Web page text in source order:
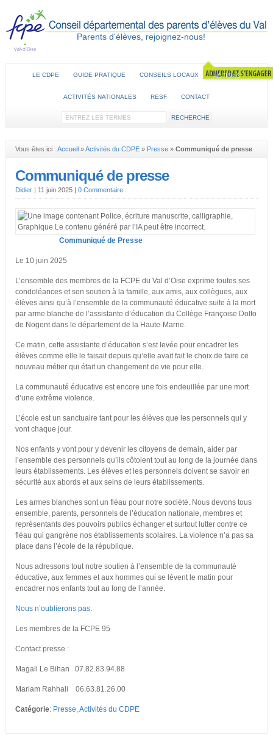
Parents d'élèves, rejoignez-nous!
LE CDPE GUIDE PRATIQUE CONSEILS LOCAUX ACTIONS
ACTIVITÉS NATIONALES RESF CONTACT
Vous êtes ici : Accueil»Activités du CDPE» Presse» Communiqué de presse
Communiqué de presse
Didier| 11 juin 2025 | 0 Commentaire
Communiqué de Presse
Le 10 juin 2025
L’ensemble des membres de la FCPE du Val d’Oise exprime toutes ses
condoléances et son soutien à la famille, aux amis, aux collègues, aux
élèves ainsi qu’à l’ensemble de la communauté éducative suite à la mort
par arme blanche de l’assistante d’éducation du Collège Françoise Dolto
de Nogent dans le département de la Haute-Marne.
Ce matin, cette assistante d’éducation s’est levée pour encadrer les
élèves comme elle le faisait depuis qu’elle avait fait le choix de faire ce
nouveau métier qui était un changement de vie pour elle.
La communauté éducative est encore une fois endeuillée par une mort
d’une extrême violence.
L’école est un sanctuaire tant pour les élèves que les personnels qui y
vont chaque jour.
Nos enfants y vont pour y devenir les citoyens de demain, aider par
l’ensemble des personnels qu’ils côtoient tout au long de la journée dans
leurs établissements. Les élèves et les personnels doivent se savoir en
sécurité aux abords et aux seins de leurs établissements.
Les armes blanches sont un fléau pour notre société. Nous devons tous
ensemble, parents, personnels de l’éducation nationale, membres et
représentants des pouvoirs publics échanger et surtout lutter contre ce
fléau qui gangrène nos établissements scolaires. La violence n’a pas sa
place dans l’école de la république.
Nous adressons tout notre soutien à l’ensemble de la communauté
éducative, aux femmes et aux hommes qui se lèvent le matin pour
encadrer nos enfants tout au long de l’année.
Nous n’oublierons pas.
Les membres de la FCPE 95
Contact presse :
Magali Le Bihan 07.82.83.94.88
Mariam Rahhali 06.63.81.26.00
Catégorie: Presse,Activités du CDPE